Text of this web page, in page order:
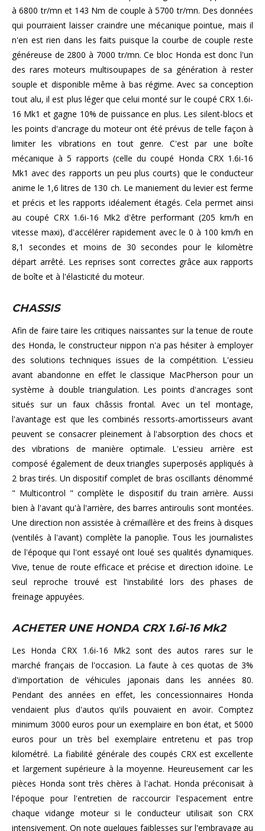
à 6800 tr/mn et 143 Nm de couple à 5700 tr/mn. Des données
qui pourraient laisser craindre une mécanique pointue, mais il
n'en est rien dans les faits puisque la courbe de couple reste
généreuse de 2800 à 7000 tr/mn. Ce bloc Honda est donc l'un
des rares moteurs multisoupapes de sa génération à rester
souple et disponible même à bas régime. Avec sa conception
tout alu, il est plus léger que celui monté sur le coupé CRX 1.6i-
16 Mk1 et gagne 10% de puissance en plus. Les silent-blocs et
les points d'ancrage du moteur ont été prévus de telle façon à
limiter les vibrations en tout genre. C'est par une boîte
mécanique à 5 rapports (celle du coupé Honda CRX 1.6i-16
Mk1 avec des rapports un peu plus courts) que le conducteur
anime le 1,6 litres de 130 ch. Le maniement du levier est ferme
et précis et les rapports idéalement étagés. Cela permet ainsi
au coupé CRX 1.6i-16 Mk2 d'être performant (205 km/h en
vitesse maxi), d'accélérer rapidement avec le 0 à 100 km/h en
8,1 secondes et moins de 30 secondes pour le kilomètre
départ arrêté. Les reprises sont correctes grâce aux rapports
de boîte et à l'élasticité du moteur.
CHASSIS
Afin de faire taire les critiques naissantes sur la tenue de route
des Honda, le constructeur nippon n'a pas hésiter à employer
des solutions techniques issues de la compétition. L'essieu
avant abandonne en effet le classique MacPherson pour un
système à double triangulation. Les points d'ancrages sont
situés sur un faux châssis frontal. Avec un tel montage,
l'avantage est que les combinés ressorts-amortisseurs avant
peuvent se consacrer pleinement à l'absorption des chocs et
des vibrations de manière optimale. L'essieu arrière est
composé également de deux triangles superposés appliqués à
2 bras tirés. Un dispositif complet de bras oscillants dénommé
" Multicontrol " complète le dispositif du train arrière. Aussi
bien à l'avant qu'à l'arrière, des barres antiroulis sont montées.
Une direction non assistée à crémaillère et des freins à disques
(ventilés à l'avant) complète la panoplie. Tous les journalistes
de l'époque qui l'ont essayé ont loué ses qualités dynamiques.
Vive, tenue de route efficace et précise et direction idoïne. Le
seul reproche trouvé est l'instabilité lors des phases de
freinage appuyées.
ACHETER UNE HONDA CRX 1.6i-16 Mk2
Les Honda CRX 1.6i-16 Mk2 sont des autos rares sur le
marché français de l'occasion. La faute à ces quotas de 3%
d'importation de véhicules japonais dans les années 80.
Pendant des années en effet, les concessionnaires Honda
vendaient plus d'autos qu'ils pouvaient en avoir. Comptez
minimum 3000 euros pour un exemplaire en bon état, et 5000
euros pour un très bel exemplaire entretenu et pas trop
kilométré. La fiabilité générale des coupés CRX est excellente
et largement supérieure à la moyenne. Heureusement car les
pièces Honda sont très chères à l'achat. Honda préconisait à
l'époque pour l'entretien de raccourcir l'espacement entre
chaque vidange moteur si le conducteur utilisait son CRX
intensivement. On note quelques faiblesses sur l'embrayage au